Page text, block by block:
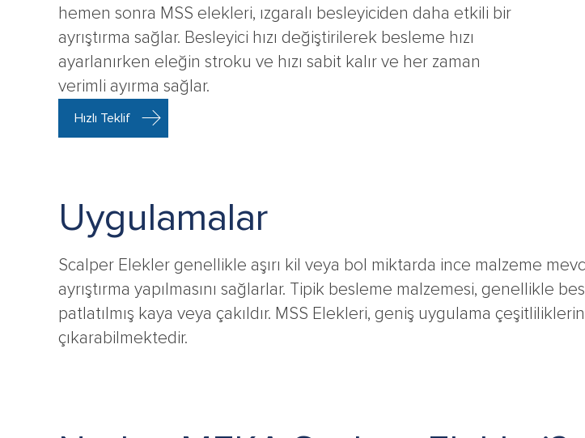
hemen sonra MSS elekleri, ızgaralı besleyiciden daha etkili bir
ayrıştırma sağlar. Besleyici hızı değiştirilerek besleme hızı
ayarlanırken eleğin stroku ve hızı sabit kalır ve her zaman
verimli ayırma sağlar.
Hızlı Teklif
Uygulamalar
Scalper Elekler genellikle aşırı kil veya bol miktarda ince malzeme
ayrıştırma yapılmasını sağlarlar. Tipik besleme malzemesi, genellikle
patlatılmış kaya veya çakıldır. MSS Elekleri, geniş uygulama
çıkarabilmektedir.